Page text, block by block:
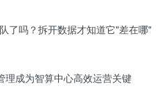
了吗？拆开数据才知道它"差在哪"
理成为智算中心高效运营关键